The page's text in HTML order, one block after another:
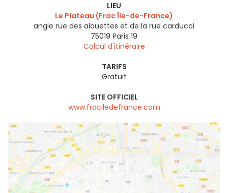
LIEU
Le Plateau (Frac Île-de-France)
angle rue des alouettes et de la rue carducci
75019 Paris 19
Calcul d'itinéraire
TARIFS
Gratuit
SITE OFFICIEL
www.fraciledefrance.com